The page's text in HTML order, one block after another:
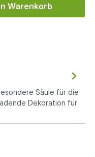
Warenkorb
Säule für die
Dekoration für